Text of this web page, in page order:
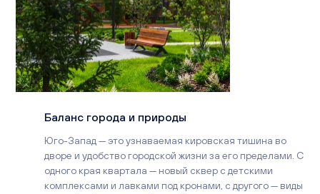
Баланс города и природы
Юго-Запад — это узнаваемая кировская тишина во
дворе и удобство городской жизни за его пределами. С
одного края квартала — новый сквер с детскими
комплексами и лавками под кронами, с другого — виды